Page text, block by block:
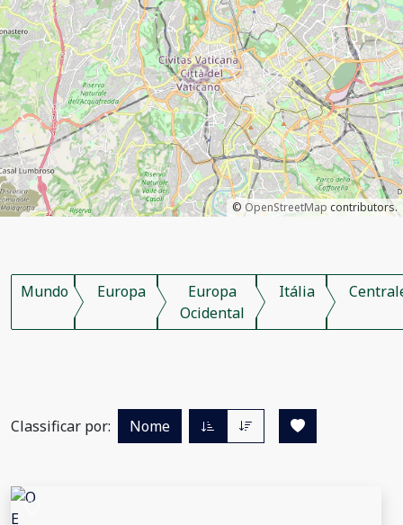
© OpenStreetMap contributors.
Mundo Europa
Europa
Ocidental
Itália
Classificar por: Nome